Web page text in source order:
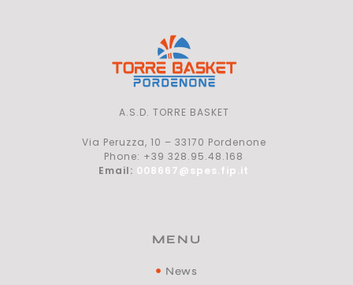
A.S.D. TORRE BASKET
Via Peruzza, 10 – 33170 Pordenone
Phone: +39 328.95.48.168
Email: 008667@spes.fip.it
MENU
News